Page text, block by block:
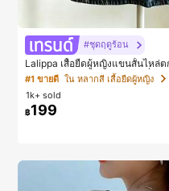
#ชุดฤดูร้อน
Lalippa เสื้อยืดผู้หญิงแขนสั้นไหล่
จิทัลลายทาง สไตล์สปอร์ตแฟชั่นมิ
อน
#1 ขายดี ใน หลากสี เสื้อยืดผู้หญิง
1k+ sold
฿199